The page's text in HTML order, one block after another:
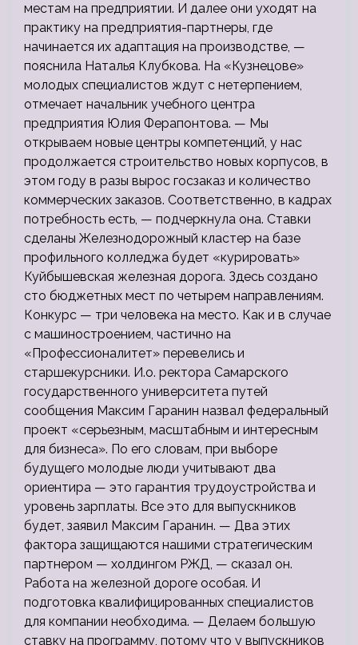
местам на предприятии. И далее они уходят на
практику на предприятия-партнеры, где
начинается их адаптация на производстве, —
пояснила Наталья Клубкова. На «Кузнецове»
молодых специалистов ждут с нетерпением,
отмечает начальник учебного центра
предприятия Юлия Ферапонтова. — Мы
открываем новые центры компетенций, у нас
продолжается строительство новых корпусов, в
этом году в разы вырос госзаказ и количество
коммерческих заказов. Соответственно, в кадрах
потребность есть, — подчеркнула она. Ставки
сделаны Железнодорожный кластер на базе
профильного колледжа будет «курировать»
Куйбышевская железная дорога. Здесь создано
сто бюджетных мест по четырем направлениям.
Конкурс — три человека на место. Как и в случае
с машиностроением, частично на
«Профессионалитет» перевелись и
старшекурсники. И.о. ректора Самарского
государственного университета путей
сообщения Максим Гаранин назвал федеральный
проект «серьезным, масштабным и интересным
для бизнеса». По его словам, при выборе
будущего молодые люди учитывают два
ориентира — это гарантия трудоустройства и
уровень зарплаты. Все это для выпускников
будет, заявил Максим Гаранин. — Два этих
фактора защищаются нашими стратегическим
партнером — холдингом РЖД, — сказал он.
Работа на железной дороге особая. И
подготовка квалифицированных специалистов
для компании необходима. — Делаем большую
ставку на программу, потому что у выпускников